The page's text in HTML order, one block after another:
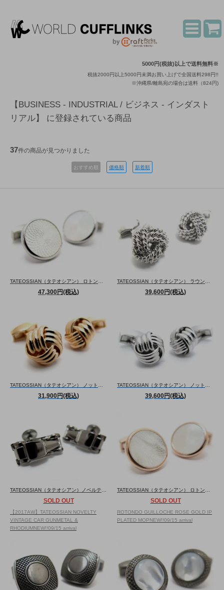
5000円(税抜)以上で送料無料※
税抜2000円以上5000円未満お買い上げで全国送料298円!!
※沖縄県/離島宛の場合は送料（824円)
【BUSINESS - INDUSTRIAL / ビジネス - インダスト
リアル】 に登録されている商品
37件の商品が見つかりました
おすすめ順 価格順 新着順
47,300円(税込) 39,600円(税込)
31,900円(税込) 39,600円(税込)
TATEOSSIAN（タテオシアン）ノベルティ ビンテージカーカフス（ガンメタル＆ロジウム）カフスボタン/カフリンクス）
SOLD OUT
【2017AW】TATEOSSIAN NOVELTY
VINTAGE CAR GUNMETAL &
RHODIUMNEW!!09/15 arrival
TATEOSSIAN（タテオシアン） ロトンドギローシュカフス（ローズゴールド＆白蝶貝）（カフスボタン/カフリンクス） - ブランド
SOLD OUT
ROTONDO GUILLOCHE ROSE GOLD IP
PLATED MOPNEW!!09/15 arrival